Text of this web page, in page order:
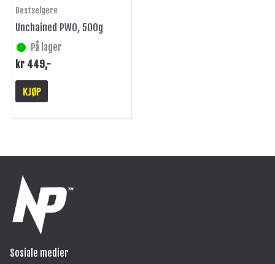
Bestselgere
Unchained PWO, 500g
På lager
kr 449,-
KJØP
Sosiale medier